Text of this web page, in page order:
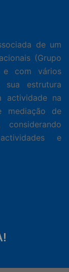
de um
(Grupo
e com vários
sua estrutura
actividade na
mediação de
e